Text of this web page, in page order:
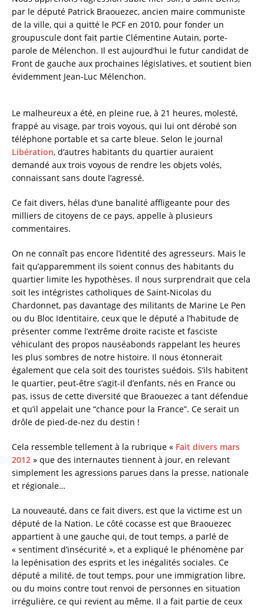
c
e
b
o
o
k
it
te
r
ai
l
a
re
par le député Patrick Braouezec, ancien maire communiste
de la ville, qui a quitté le PCF en 2010, pour fonder un
groupuscule dont fait partie Clémentine Autain, porte-
parole de Mélenchon. Il est aujourd’hui le futur candidat de
Front de gauche aux prochaines législatives, et soutient bien
évidemment Jean-Luc Mélenchon.
Le malheureux a été, en pleine rue, à 21 heures, molesté,
frappé au visage, par trois voyous, qui lui ont dérobé son
téléphone portable et sa carte bleue. Selon le journal
Libération, d’autres habitants du quartier auraient
demandé aux trois voyous de rendre les objets volés,
connaissant sans doute l’agressé.
Ce fait divers, hélas d’une banalité affligeante pour des
milliers de citoyens de ce pays, appelle à plusieurs
commentaires.
On ne connaît pas encore l’identité des agresseurs. Mais le
fait qu’apparemment ils soient connus des habitants du
quartier limite les hypothèses. Il nous surprendrait que cela
soit les intégristes catholiques de Saint-Nicolas du
Chardonnet, pas davantage des militants de Marine Le Pen
ou du Bloc Identitaire, ceux que le député a l’habitude de
présenter comme l’extrême droite raciste et fasciste
véhiculant des propos nauséabonds rappelant les heures
les plus sombres de notre histoire. Il nous étonnerait
également que cela soit des touristes suédois. S’ils habitent
le quartier, peut-être s’agit-il d’enfants, nés en France ou
pas, issus de cette diversité que Braouezec a tant défendue
et qu’il appelait une “chance pour la France”. Ce serait un
drôle de pied-de-nez du destin !
Cela ressemble tellement à la rubrique « Fait divers mars
2012 » que des internautes tiennent à jour, en relevant
simplement les agressions parues dans la presse, nationale
et régionale…
La nouveauté, dans ce fait divers, est que la victime est un
député de la Nation. Le côté cocasse est que Braouezec
appartient à une gauche qui, de tout temps, a parlé de
« sentiment d’insécurité », et a expliqué le phénomène par
la lepénisation des esprits et les inégalités sociales. Ce
député a milité, de tout temps, pour une immigration libre,
ou du moins contre tout renvoi de personnes en situation
irrégulière, ce qui revient au même. Il a fait partie de ceux